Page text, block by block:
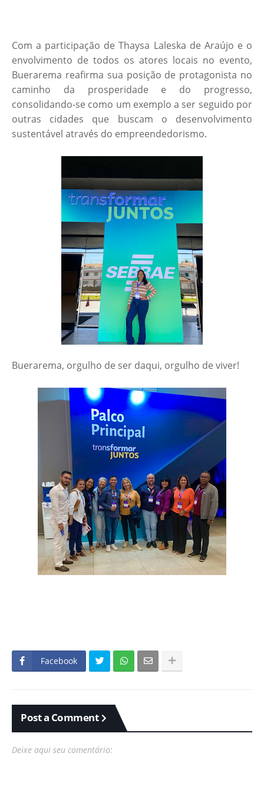
Com a participação de Thaysa Laleska de Araújo e o
envolvimento de todos os atores locais no evento,
Buerarema reafirma sua posição de protagonista no
caminho da prosperidade e do progresso,
consolidando-se como um exemplo a ser seguido por
outras cidades que buscam o desenvolvimento
sustentável através do empreendedorismo.
Buerarema, orgulho de ser daqui, orgulho de viver!
Facebook
Post a Comment
Deixe aqui seu comentário: